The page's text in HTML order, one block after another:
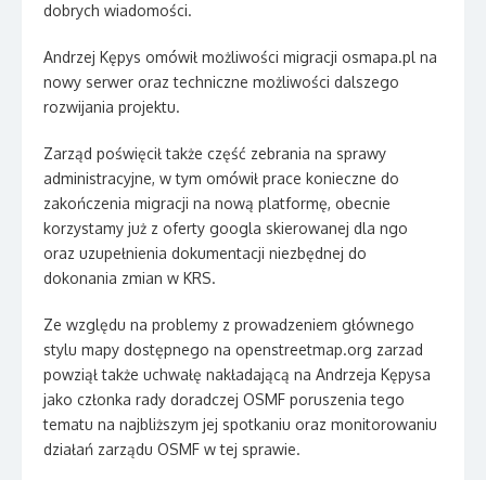
dobrych wiadomości.
Andrzej Kępys omówił możliwości migracji osmapa.pl na
nowy serwer oraz techniczne możliwości dalszego
rozwijania projektu.
Zarząd poświęcił także część zebrania na sprawy
administracyjne, w tym omówił prace konieczne do
zakończenia migracji na nową platformę, obecnie
korzystamy już z oferty googla skierowanej dla ngo
oraz uzupełnienia dokumentacji niezbędnej do
dokonania zmian w KRS.
Ze względu na problemy z prowadzeniem głównego
stylu mapy dostępnego na openstreetmap.org zarzad
powziął także uchwałę nakładającą na Andrzeja Kępysa
jako członka rady doradczej OSMF poruszenia tego
tematu na najbliższym jej spotkaniu oraz monitorowaniu
działań zarządu OSMF w tej sprawie.